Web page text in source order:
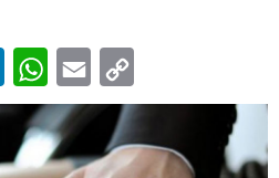
LinkedIn